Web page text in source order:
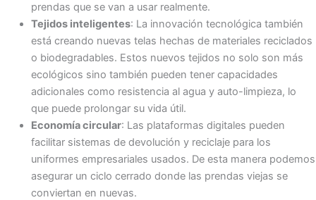
prendas que se van a usar realmente.
Tejidos inteligentes: La innovación tecnológica también
está creando nuevas telas hechas de materiales reciclados
o biodegradables. Estos nuevos tejidos no solo son más
ecológicos sino también pueden tener capacidades
adicionales como resistencia al agua y auto-limpieza, lo
que puede prolongar su vida útil.
Economía circular: Las plataformas digitales pueden
facilitar sistemas de devolución y reciclaje para los
uniformes empresariales usados. De esta manera podemos
asegurar un ciclo cerrado donde las prendas viejas se
conviertan en nuevas.